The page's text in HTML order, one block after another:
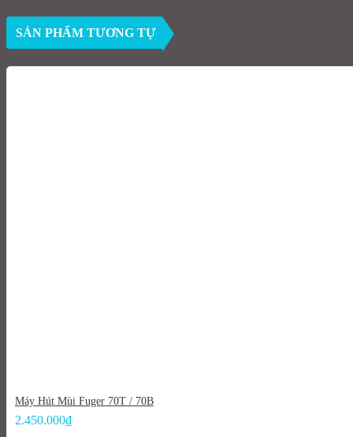
SẢN PHẨM TƯƠNG TỰ
Máy Hút Mùi Fuger 70T / 70B
2.450.000₫